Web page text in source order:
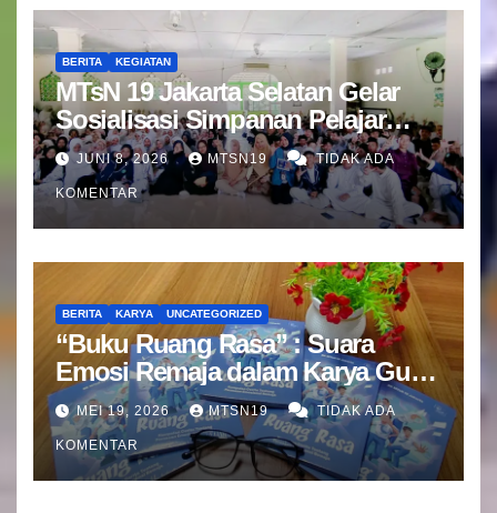
BERITA KEGIATAN
MTsN 19 Jakarta Selatan Gelar
Sosialisasi Simpanan Pelajar
(SIMPEL) Bersama Bank Mandiri
JUNI 8, 2026 MTSN19 TIDAK ADA
KOMENTAR
BERITA KARYA UNCATEGORIZED
“Buku Ruang Rasa” : Suara
Emosi Remaja dalam Karya Guru
BK MTsN 19 Jakarta Selatan
MEI 19, 2026 MTSN19 TIDAK ADA
KOMENTAR